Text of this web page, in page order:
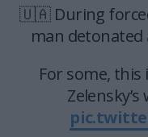
🇺🇦 During
man detonated
For some,